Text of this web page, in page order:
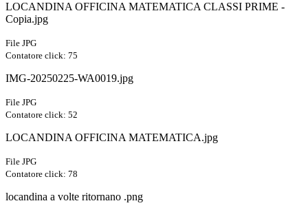
LOCANDINA OFFICINA MATEMATICA CLASSI PRIME -
Copia.jpg
File JPG
Contatore click: 75
IMG-20250225-WA0019.jpg
File JPG
Contatore click: 52
LOCANDINA OFFICINA MATEMATICA.jpg
File JPG
Contatore click: 78
locandina a volte ritornano .png